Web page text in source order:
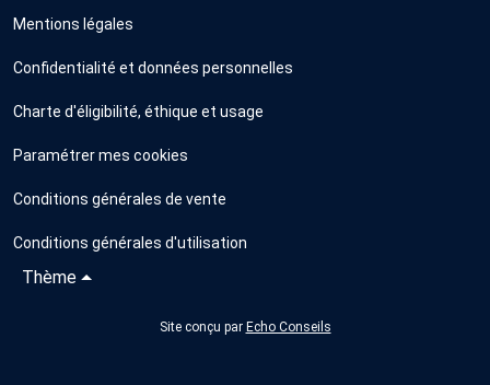
Mentions légales
Confidentialité et données personnelles
Charte d'éligibilité, éthique et usage
Paramétrer mes cookies
Conditions générales de vente
Conditions générales d'utilisation
Thème
Site conçu par Echo Conseils